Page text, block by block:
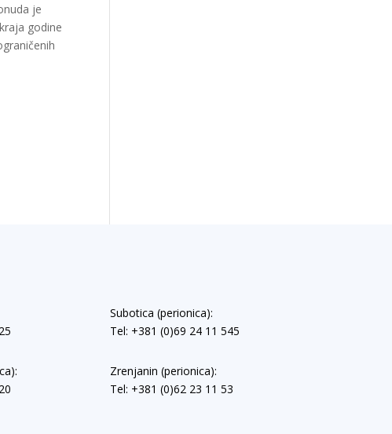
je
godine
Subotica (perionica):
Tel: +381 (0)69 24 11 545
Zrenjanin (perionica):
Tel: +381 (0)62 23 11 53